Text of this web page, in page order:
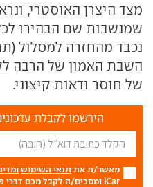
מצד היצרן האוסטרי,
שמנשבות שם הבהירו
נכבד מהחזרה למסלול
השבת האמון של הרבה
של חוסר ודאות קיצוני.
הירשמו לקבלת
מאשר/ת את תנאי השימוש
iCar ומסכים/ה לקבל מכם דברי פרסום.